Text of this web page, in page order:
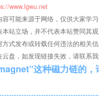
，保证游乐设施选材的安
www.lgwu.net
可能来源于网络，仅供大家学
站立场，并不代表本站赞同其观
式发布或转载任何违法的相关
盘，如发现链接失效，请联系我
这种磁力链的，请复制到